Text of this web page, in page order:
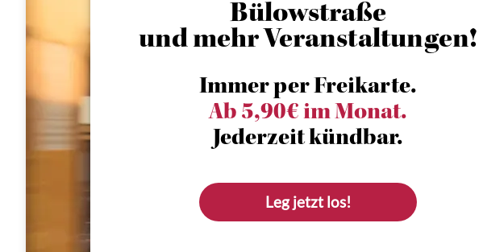
Bülowstraße
und mehr Veranstaltungen!
Immer per Freikarte.
Ab 5,90€ im Monat.
Jederzeit kündbar.
Leg jetzt los!